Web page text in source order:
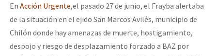
En Acción Urgente,el pasado 27 de junio, el Frayba alertaba
de la situación en el ejido San Marcos Avilés, municipio de
Chilón donde hay amenazas de muerte, hostigamiento,
despojo y riesgo de desplazamiento forzado a BAZ por